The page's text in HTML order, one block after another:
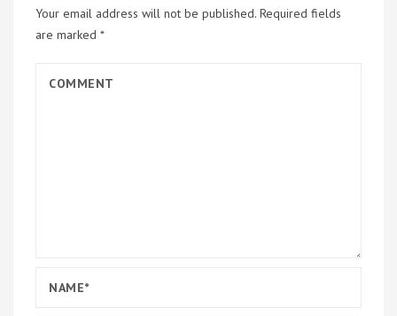
Your email address will not be published. Required fields
are marked *